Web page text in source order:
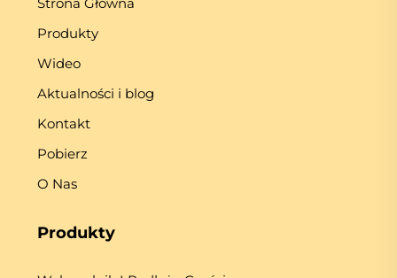
Produkty
Wideo
Aktualności i blog
Kontakt
Pobierz
O Nas
Produkty